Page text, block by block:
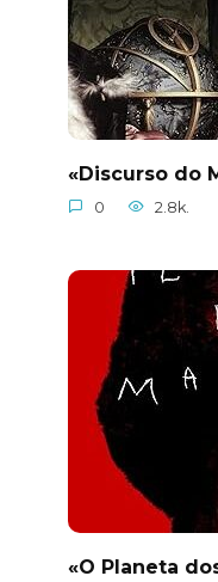
«Discurso do
0 2.8k.
«O Planeta